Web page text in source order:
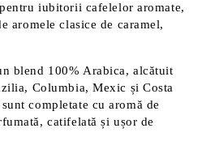
iubitorii cafelelor aromate,
aromele clasice de caramel,
blend 100% Arabica, alcătuit
Columbia, Mexic și Costa
completate cu aromă de
catifelată și ușor de